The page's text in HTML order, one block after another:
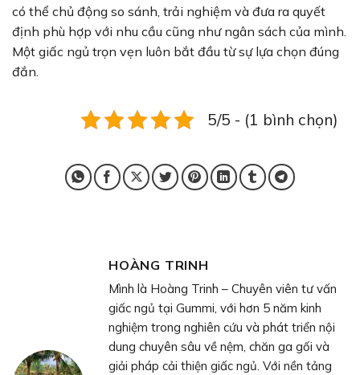
có thể chủ động so sánh, trải nghiệm và đưa ra quyết
định phù hợp với nhu cầu cũng như ngân sách của mình.
Một giấc ngủ trọn vẹn luôn bắt đầu từ sự lựa chọn đúng
đắn.
5/5 - (1 bình chọn)
HOÀNG TRINH
Mình là Hoàng Trinh – Chuyên viên tư vấn
giấc ngủ tại Gummi, với hơn 5 năm kinh
nghiệm trong nghiên cứu và phát triển nội
dung chuyên sâu về nệm, chăn ga gối và
giải pháp cải thiện giấc ngủ. Với nền tảng